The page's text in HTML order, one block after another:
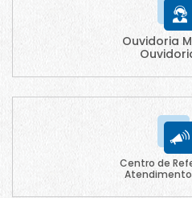
Ouvidoria
Centro de
Atendimento